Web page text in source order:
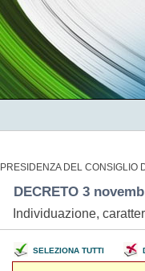
PRESIDENZA DEL CONSIGLIO
DECRETO 3
Individuazione,
SELEZIONA TUTTI